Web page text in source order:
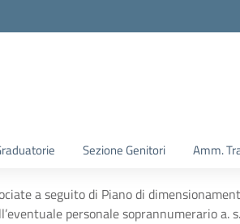
Sezione Genitori Amm.
a seguito di Piano di
personale soprannumerario a.